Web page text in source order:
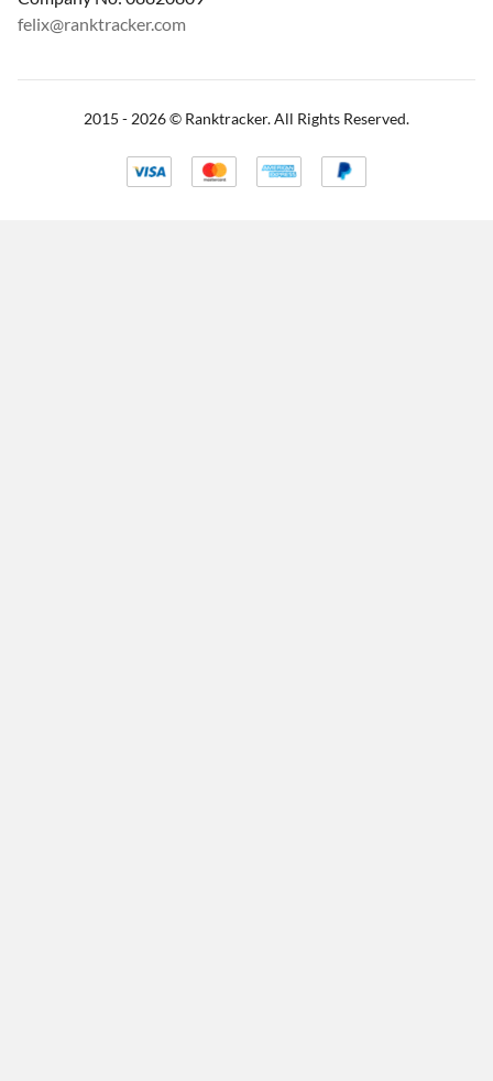
felix@ranktracker.com
2015 - 2026© Ranktracker. All Rights Reserved.